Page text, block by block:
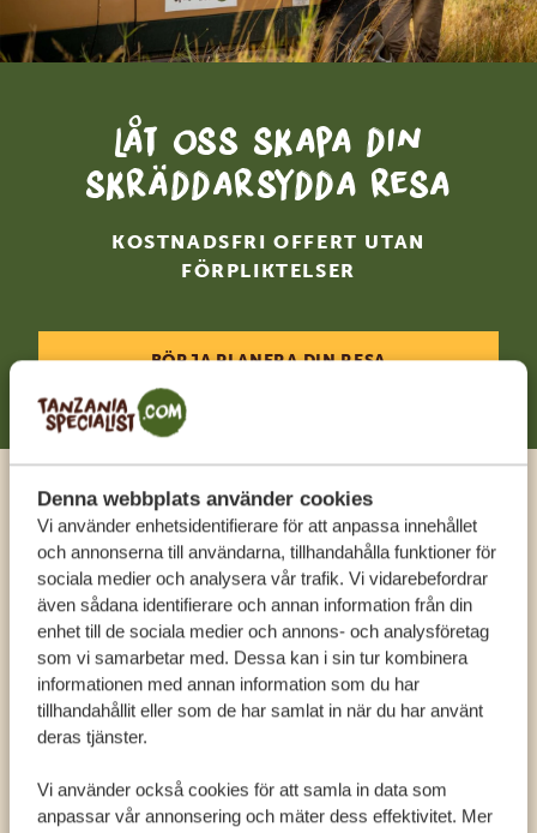
Denna webbplats använder cookies
Vi använder enhetsidentifierare för att anpassa innehållet
och annonserna till användarna, tillhandahålla funktioner för
sociala medier och analysera vår trafik. Vi vidarebefordrar
även sådana identifierare och annan information från din
enhet till de sociala medier och annons- och analysföretag
som vi samarbetar med. Dessa kan i sin tur kombinera
informationen med annan information som du har
tillhandahållit eller som de har samlat in när du har använt
deras tjänster.
Vi använder också cookies för att samla in data som
anpassar vår annonsering och mäter dess effektivitet. Mer
Låt oss skapa din
skräddarsydda resa
KOSTNADSFRI OFFERT UTAN
FÖRPLIKTELSER
BÖRJA PLANERA DIN RESA
Ring en expert
FÅ PERSONLIG RÅDGIVNING FRÅN VÅRA
EXPERTER
SV:+31 174 788 108